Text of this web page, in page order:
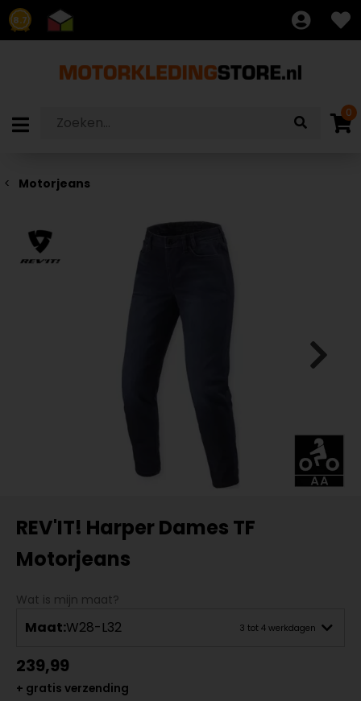
8.7
0
Motorjeans
REV'IT! Harper Dames TF
Motorjeans
Wat is mijn maat?
Maat:W28-L32 3 tot 4 werkdagen
239,99
+ gratis verzending